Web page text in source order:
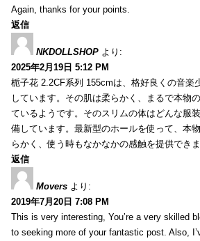
Again, thanks for your points.
返信
NKDOLLSHOP より:
2025年2月19日 5:12 PM
栀子花 2.2CF系列 155cmは、格好良くの音
しています。その肌は柔らかく、まるで本物
ているようです。そのスリムの体はどんな服
備しています。最新型のホールを使って、本
らかく、使う時もなかなかの感触を提供できま
返信
Movers より:
2019年7月20日 7:08 PM
This is very interesting, You’re a very skilled
to seeking more of your fantastic post. Also,